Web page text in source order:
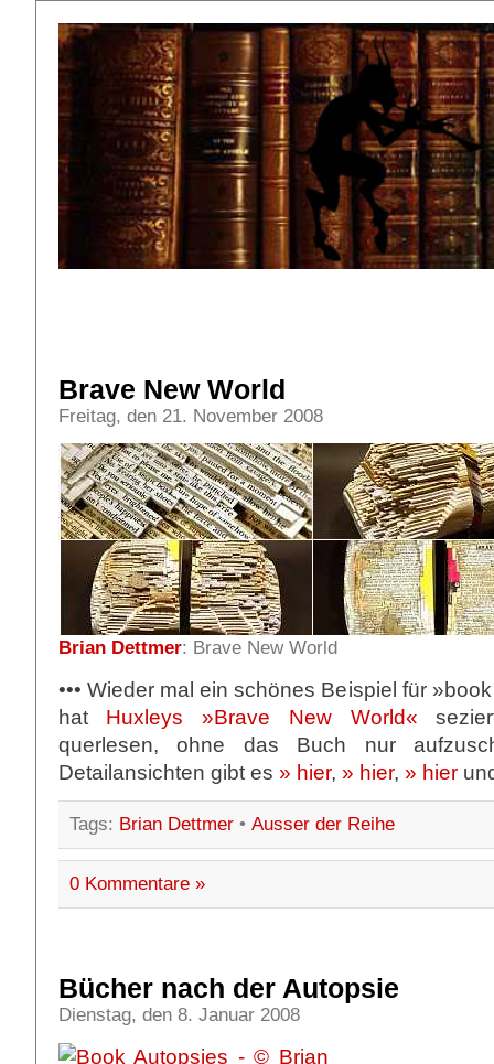
Brave New World
Freitag, den 21. November 2008
Brian Dettmer: Brave New World
••• Wieder mal ein schönes Beispiel für
hat Huxleys »Brave New World«
querlesen, ohne das Buch nur
Detailansichten gibt es » hier, » hier, » hier
Tags: Brian Dettmer• Ausser der Reihe
0 Kommentare »
Bücher nach der Autopsie
Dienstag, den 8. Januar 2008